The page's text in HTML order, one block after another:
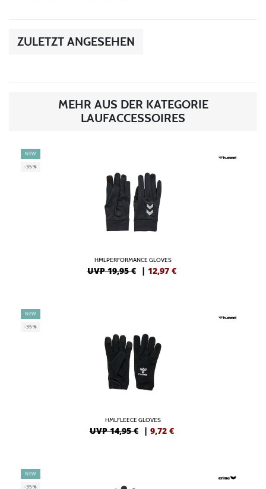
ZULETZT ANGESEHEN
MEHR AUS DER KATEGORIE
LAUFACCESSOIRES
NEW
-35%
HMLPERFORMANCE GLOVES
UVP 19,95 € | 12,97 €
NEW
-35%
HMLFLEECE GLOVES
UVP 14,95 € | 9,72 €
NEW
-35%